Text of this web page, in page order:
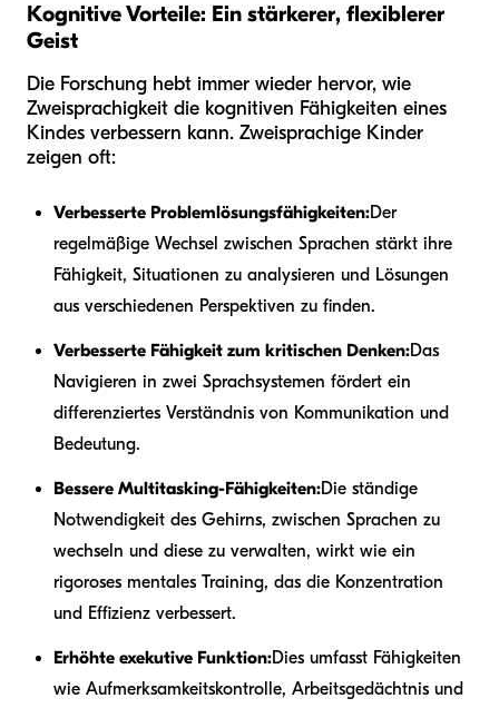
Kognitive Vorteile: Ein stärkerer, flexiblerer
Geist
Die Forschung hebt immer wieder hervor, wie
Zweisprachigkeit die kognitiven Fähigkeiten eines
Kindes verbessern kann. Zweisprachige Kinder
zeigen oft:
Verbesserte Problemlösungsfähigkeiten:Der
regelmäßige Wechsel zwischen Sprachen stärkt ihre
Fähigkeit, Situationen zu analysieren und Lösungen
aus verschiedenen Perspektiven zu finden.
Verbesserte Fähigkeit zum kritischen Denken:Das
Navigieren in zwei Sprachsystemen fördert ein
differenziertes Verständnis von Kommunikation und
Bedeutung.
Bessere Multitasking-Fähigkeiten:Die ständige
Notwendigkeit des Gehirns, zwischen Sprachen zu
wechseln und diese zu verwalten, wirkt wie ein
rigoroses mentales Training, das die Konzentration
und Effizienz verbessert.
Erhöhte exekutive Funktion:Dies umfasst Fähigkeiten
wie Aufmerksamkeitskontrolle, Arbeitsgedächtnis und